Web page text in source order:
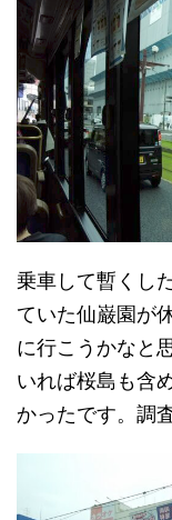
乗車して暫くし
ていた仙巌園が
に行こうかなと
いれば桜島も含
かったです。調